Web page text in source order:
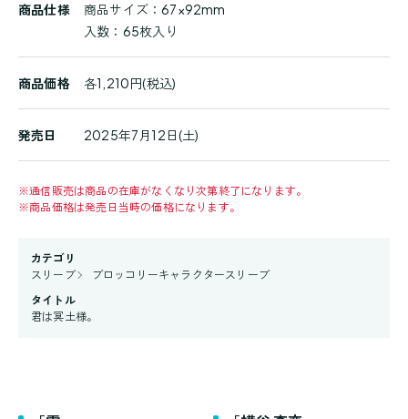
商品仕様
商品サイズ：67×92mm
入数：65枚入り
商品価格 各1,210円(税込)
発売日 2025年7月12日(土)
※通信販売は商品の在庫がなくなり次第終了になります。
※商品価格は発売日当時の価格になります。
カテゴリ
スリーブ
ブロッコリーキャラクタースリーブ
タイトル
君は冥土様。